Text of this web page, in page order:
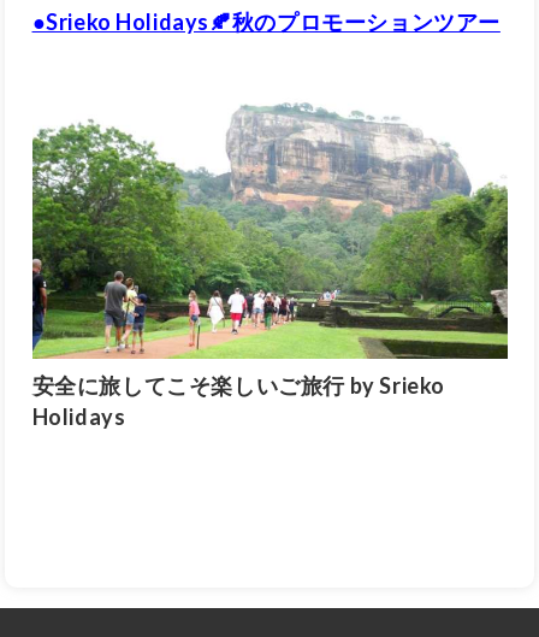
●Srieko Holidays🍂秋のプロモーションツアー
安全に旅してこそ楽しいご旅行 by Srieko
Holidays